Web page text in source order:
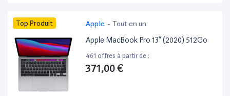
Top Produit Apple - Tout en un
Apple MacBook Pro 13” (2020) 512Go
461 offres à partir de :
371,00 €